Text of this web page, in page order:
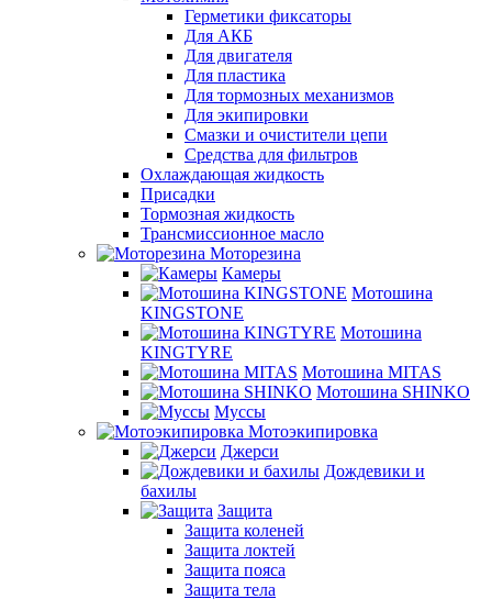
Герметики фиксаторы
Для АКБ
Для двигателя
Для пластика
Для тормозных механизмов
Для экипировки
Смазки и очистители цепи
Средства для фильтров
Охлаждающая жидкость
Присадки
Тормозная жидкость
Трансмиссионное масло
Моторезина
Камеры
Мотошина
KINGSTONE
Мотошина
KINGTYRE
Мотошина MITAS
Мотошина SHINKO
Муссы
Мотоэкипировка
Джерси
Дождевики и
бахилы
Защита
Защита коленей
Защита локтей
Защита пояса
Защита тела